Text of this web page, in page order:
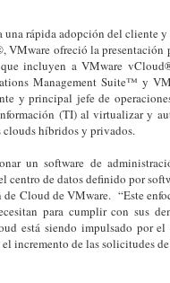
rápida adopción del cliente
ofreció la
incluyen a VMware
Management Suite™ y
y principal jefe de
(TI) al virtualizar y
clouds híbridos y privados.
un software de
centro de datos definido por
Cloud de VMware. “Este
para cumplir con sus
está siendo impulsado por
incremento de las solicitudes